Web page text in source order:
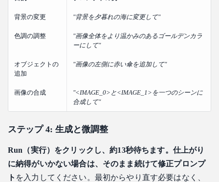
背景の変更 "背景を夕暮れの海に変更して"
色調の調整
"画像全体をより温かみのあるゴールデンカラ
ーにして"
オブジェクトの
追加
"画像の左側に赤い傘を追加して"
画像の合成
"<IMAGE_0>と<IMAGE_1>を一つのシーンに
合成して"
ステップ 4: 生成と微調整
Run（実行）をクリックし、約13秒待ちます。仕上がり
に納得がいかない場合は、そのまま続けて修正プロンプ
ト を入力してください。最初からやり直す必要はなく、